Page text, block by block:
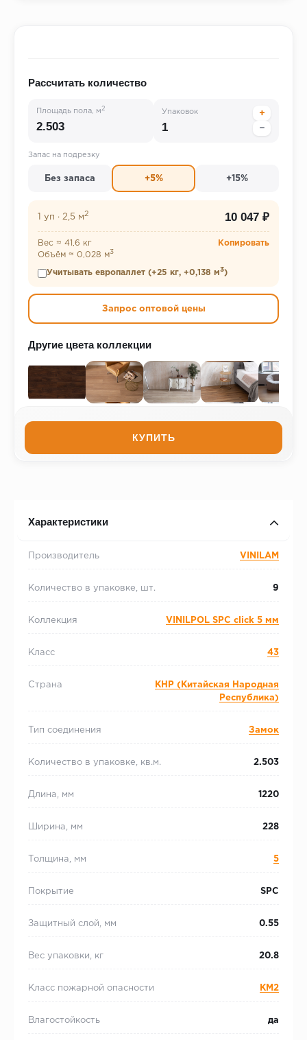
Рассчитать количество
Площадь пола, м 2
Упаковок
+
−
Запас на подрезку
Без запаса +5% +15%
1 уп · 2,5 м 2 10 047 ₽
Вес ≈ 41,6 кг
Объём ≈ 0,028 м3
Копировать
Учитывать европаллет (+25 кг, +0,138 м3)
Запрос оптовой цены
Другие цвета коллекции
КУПИТЬ
Характеристики
Производитель VINILAM
Количество в упаковке, шт. 9
Коллекция VINILPOL SPC click 5 мм
Класс 43
Страна
КНР (Китайская Народная
Республика)
Тип соединения Замок
Количество в упаковке, кв.м. 2.503
Длина, мм 1220
Ширина, мм 228
Толщина, мм 5
Покрытие SPC
Защитный слой, мм 0.55
Вес упаковки, кг 20.8
Класс пожарной опасности КМ2
Влагостойкость да